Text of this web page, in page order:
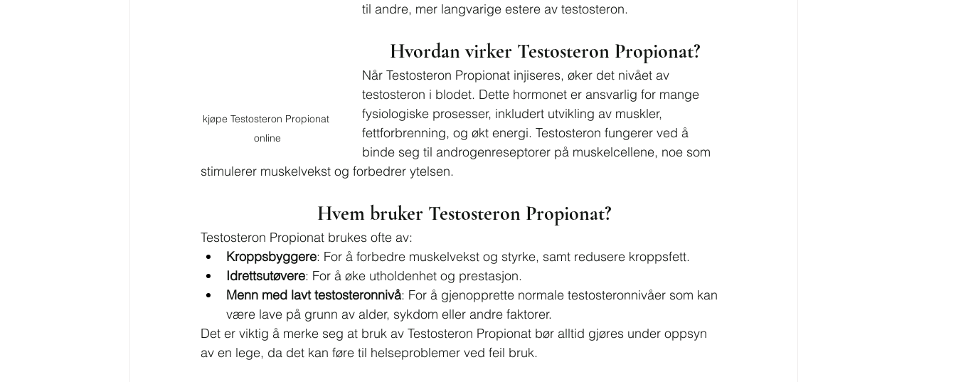
kjøpe Testosteron Propionat
online
til andre, mer langvarige estere av testosteron.
Hvordan virker Testosteron Propionat?
Når Testosteron Propionat injiseres, øker det nivået av
testosteron i blodet. Dette hormonet er ansvarlig for mange
fysiologiske prosesser, inkludert utvikling av muskler,
fettforbrenning, og økt energi. Testosteron fungerer ved å
binde seg til androgenreseptorer på muskelcellene, noe som
stimulerer muskelvekst og forbedrer ytelsen.
Hvem bruker Testosteron Propionat?
Testosteron Propionat brukes ofte av:
Kroppsbyggere: For å forbedre muskelvekst og styrke, samt redusere kroppsfett.
Idrettsutøvere: For å øke utholdenhet og prestasjon.
Menn med lavt testosteronnivå: For å gjenopprette normale testosteronnivåer som kan
være lave på grunn av alder, sykdom eller andre faktorer.
Det er viktig å merke seg at bruk av Testosteron Propionat bør alltid gjøres under oppsyn
av en lege, da det kan føre til helseproblemer ved feil bruk.